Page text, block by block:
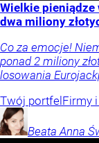
Wielkie pieniądze
dwa miliony
Co za emocje!
ponad 2 miliony
losowania
Twój portfel Firmy
Beata Anna